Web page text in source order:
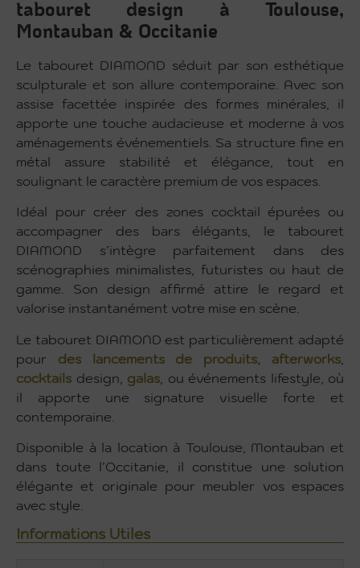
tabouret design à Toulouse,
Montauban & Occitanie
Le tabouret DIAMOND séduit par son esthétique
sculpturale et son allure contemporaine. Avec son
assise facettée inspirée des formes minérales, il
apporte une touche audacieuse et moderne à vos
aménagements événementiels. Sa structure fine en
métal assure stabilité et élégance, tout en
soulignant le caractère premium de vos espaces.
Idéal pour créer des zones cocktail épurées ou
accompagner des bars élégants, le tabouret
DIAMOND s’intègre parfaitement dans des
scénographies minimalistes, futuristes ou haut de
gamme. Son design affirmé attire le regard et
valorise instantanément votre mise en scène.
Le tabouret DIAMOND est particulièrement adapté
pour des lancements de produits, afterworks
cocktails design, galas , ou événements lifestyle, où
il apporte une signature visuelle forte et
contemporaine.
Disponible à la location à Toulouse, Montauban et
dans toute l’Occitanie, il constitue une solution
élégante et originale pour meubler vos espaces
avec style.
Informations Utiles